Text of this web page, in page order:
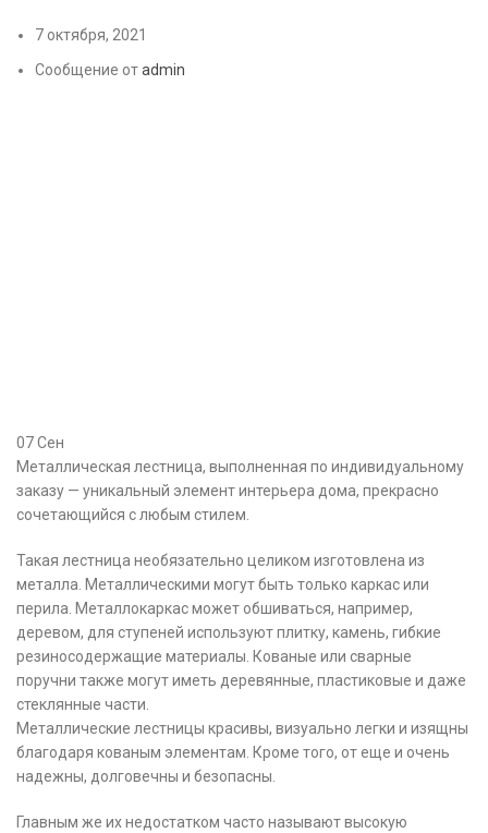
7 октября, 2021
Сообщение отadmin
07Сен
Металлическая лестница, выполненная по индивидуальному
заказу — уникальный элемент интерьера дома, прекрасно
сочетающийся с любым стилем.
Такая лестница необязательно целиком изготовлена из
металла. Металлическими могут быть только каркас или
перила. Металлокаркас может обшиваться, например,
деревом, для ступеней используют плитку, камень, гибкие
резиносодержащие материалы. Кованые или сварные
поручни также могут иметь деревянные, пластиковые и даже
стеклянные части.
Металлические лестницы красивы, визуально легки и изящны
благодаря кованым элементам. Кроме того, от еще и очень
надежны, долговечны и безопасны.
Главным же их недостатком часто называют высокую